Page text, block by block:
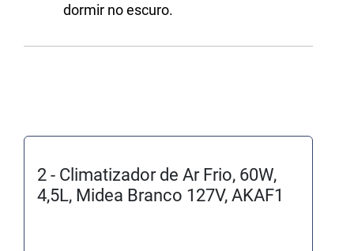
dormir no escuro.
2 - Climatizador de Ar Frio, 60W,
4,5L, Midea Branco 127V, AKAF1